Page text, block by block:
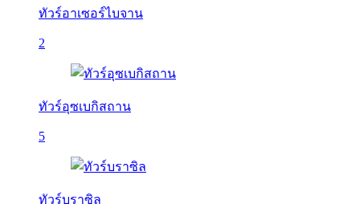
ทัวร์อาเซอร์ไบจาน
2
ทัวร์อุซเบกิสถาน
5
ทัวร์บราซิล